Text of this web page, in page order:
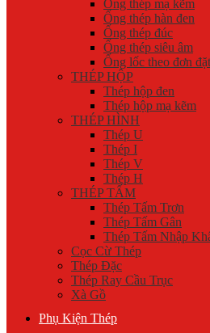
Ống thép mạ kẽm
Ống thép hàn đen
Ống thép đúc
Ống thép siêu âm
Ống lốc theo đơn
THÉP HỘP
Thép hộp đen
Thép hộp mạ kẽm
THÉP HÌNH
Thép U
Thép I
Thép V
Thép H
THÉP TẤM
Thép Tấm Trơn
Thép Tấm Gân
Thép Tấm Nhập
Cọc Cừ Thép
Thép Đặc
Thép Ray Cầu Trục
Xà Gồ
Phụ Kiện Thép